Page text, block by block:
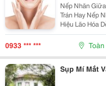
Nếp Nhăn
Trán Hay Nếp
Hiệu Lão Hóa
Khuôn Mặt Trở
Xuất Hiện Do
0933 *** ***
Sụp Mí Mắt